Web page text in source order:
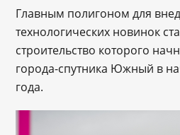
Главным полигоном для
технологических новинок
строительство которого
города-спутника Южный в
года.